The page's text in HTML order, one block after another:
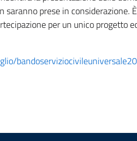
prese in considerazione.
per un unico progetto